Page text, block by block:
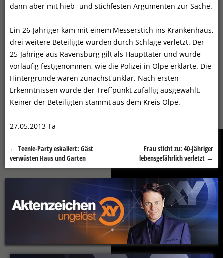
dann aber mit hieb- und stichfesten Argumenten zur Sache.
Ein 26-Jähriger kam mit einem Messerstich ins Krankenhaus,
drei weitere Beteiligte wurden durch Schläge verletzt. Der
25-Jährige aus Ravensburg gilt als Haupttäter und wurde
vorläufig festgenommen, wie die Polizei in Olpe erklärte. Die
Hintergründe waren zunächst unklar. Nach ersten
Erkenntnissen wurde der Treffpunkt zufällig ausgewählt.
Keiner der Beteiligten stammt aus dem Kreis Olpe.
27.05.2013 Ta
Beitragsnavigation
← Teenie-Party eskaliert: Gäst
verwüsten Haus und Garten
Frau sticht zu: 40-Jähriger
lebensgefährlich verletzt →